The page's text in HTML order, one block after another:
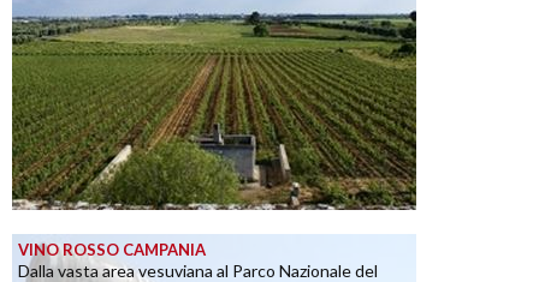
VINO ROSSO CAMPANIA
Dalla vasta area vesuviana al Parco Nazionale del